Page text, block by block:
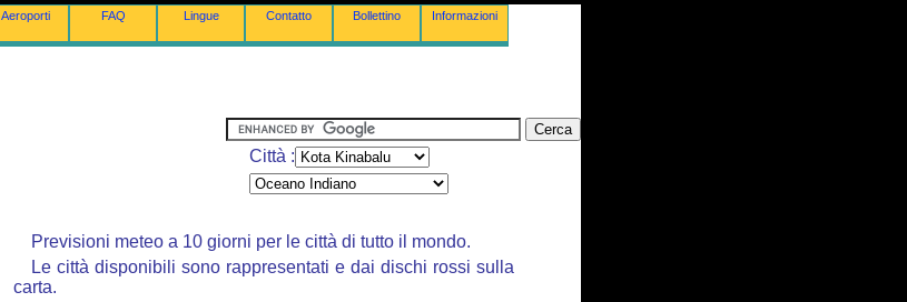
Aeroporti FAQ Lingue Contatto Bollettino Informazioni
Città :
Previsioni meteo a 10 giorni per le città di tutto il mondo.
Le città disponibili sono rappresentati e dai dischi rossi sulla
carta.